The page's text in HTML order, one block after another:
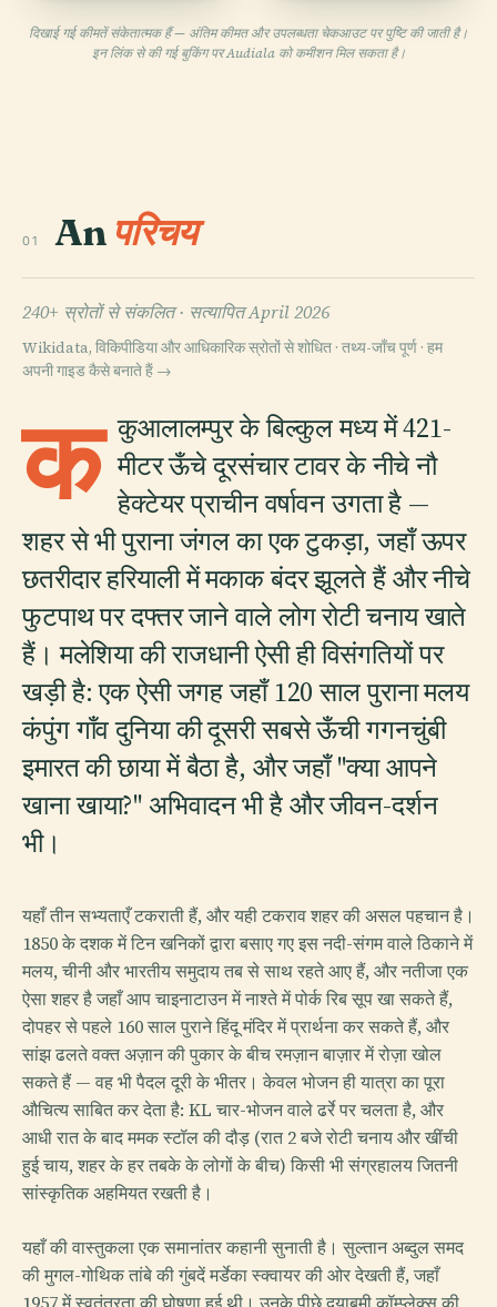
दिखाई गई कीमतें संकेतात्मक हैं — अंतिम कीमत और उपलब्धता चेकआउट पर पुष्टि की जाती है।
इन लिंक से की गई बुकिंग पर Audiala को कमीशन मिल सकता है।
01 An परिचय
240+ स्रोतों से संकलित · सत्यापित April 2026
Wikidata, विकिपीडिया और आधिकारिक स्रोतों से शोधित · तथ्य-जाँच पूर्ण · हम
अपनी गाइड कैसे बनाते हैं →
क कुआलालम्पुर के बिल्कुल मध्य में 421-
मीटर ऊँचे दूरसंचार टावर के नीचे नौ
हेक्टेयर प्राचीन वर्षावन उगता है —
शहर से भी पुराना जंगल का एक टुकड़ा, जहाँ ऊपर
छतरीदार हरियाली में मकाक बंदर झूलते हैं और नीचे
फुटपाथ पर दफ्तर जाने वाले लोग रोटी चनाय खाते
हैं। मलेशिया की राजधानी ऐसी ही विसंगतियों पर
खड़ी है: एक ऐसी जगह जहाँ 120 साल पुराना मलय
कंपुंग गाँव दुनिया की दूसरी सबसे ऊँची गगनचुंबी
इमारत की छाया में बैठा है, और जहाँ "क्या आपने
खाना खाया?" अभिवादन भी है और जीवन-दर्शन
भी।
यहाँ तीन सभ्यताएँ टकराती हैं, और यही टकराव शहर की असल पहचान है।
1850 के दशक में टिन खनिकों द्वारा बसाए गए इस नदी-संगम वाले ठिकाने में
मलय, चीनी और भारतीय समुदाय तब से साथ रहते आए हैं, और नतीजा एक
ऐसा शहर है जहाँ आप चाइनाटाउन में नाश्ते में पोर्क रिब सूप खा सकते हैं,
दोपहर से पहले 160 साल पुराने हिंदू मंदिर में प्रार्थना कर सकते हैं, और
सांझ ढलते वक्त अज़ान की पुकार के बीच रमज़ान बाज़ार में रोज़ा खोल
सकते हैं — वह भी पैदल दूरी के भीतर। केवल भोजन ही यात्रा का पूरा
औचित्य साबित कर देता है: KL चार-भोजन वाले ढर्रे पर चलता है, और
आधी रात के बाद ममक स्टॉल की दौड़ (रात 2 बजे रोटी चनाय और खींची
हुई चाय, शहर के हर तबके के लोगों के बीच) किसी भी संग्रहालय जितनी
सांस्कृतिक अहमियत रखती है।
यहाँ की वास्तुकला एक समानांतर कहानी सुनाती है। सुल्तान अब्दुल समद
की मुगल-गोथिक तांबे की गुंबदें मर्डेका स्क्वायर की ओर देखती हैं, जहाँ